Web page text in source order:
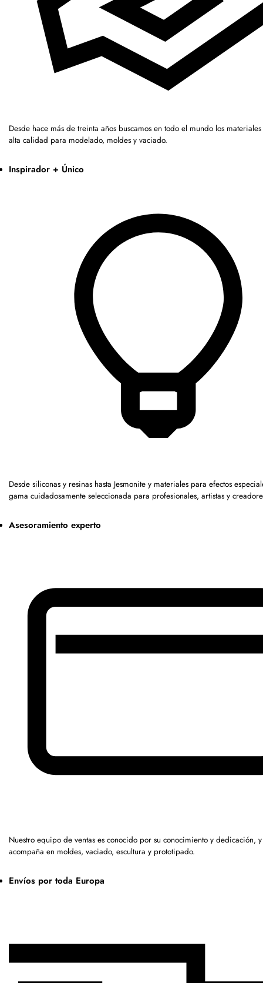
Desde hace más de treinta años buscamos en todo el mundo los
alta calidad para modelado, moldes y vaciado.
Inspirador + Único
Desde siliconas y resinas hasta Jesmonite y materiales para efectos
gama cuidadosamente seleccionada para profesionales, artistas y
Asesoramiento experto
Nuestro equipo de ventas es conocido por su conocimiento y dedicación,
acompaña en moldes, vaciado, escultura y prototipado.
Envíos por toda Europa